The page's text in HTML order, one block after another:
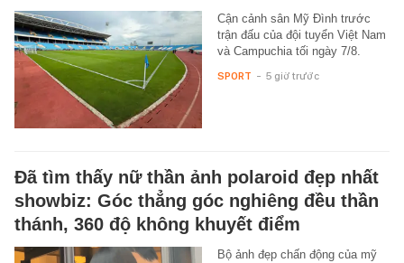
Cận cảnh sân Mỹ Đình trước
trận đấu của đội tuyển Việt Nam
và Campuchia tối ngày 7/8.
SPORT - 5 giờ trước
Đã tìm thấy nữ thần ảnh polaroid đẹp nhất
showbiz: Góc thẳng góc nghiêng đều thần
thánh, 360 độ không khuyết điểm
Bộ ảnh đẹp chấn động của mỹ